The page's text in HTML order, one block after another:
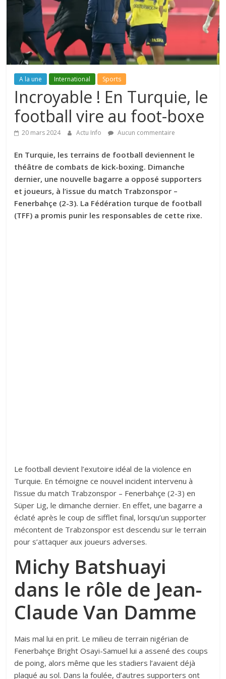
A la une International Sports
Incroyable ! En Turquie, le
football vire au foot-boxe
20 mars 2024 Actu Info Aucun commentaire
En Turquie, les terrains de football deviennent le
théâtre de combats de kick-boxing. Dimanche
dernier, une nouvelle bagarre a opposé supporters
et joueurs, à l’issue du match Trabzonspor –
Fenerbahçe (2-3). La Fédération turque de football
(TFF) a promis punir les responsables de cette rixe.
Le football devient l’exutoire idéal de la violence en
Turquie. En témoigne ce nouvel incident intervenu à
l’issue du match Trabzonspor – Fenerbahçe (2-3) en
Süper Lig, le dimanche dernier. En effet, une bagarre a
éclaté après le coup de sifflet final, lorsqu’un supporter
mécontent de Trabzonspor est descendu sur le terrain
pour s’attaquer aux joueurs adverses.
Michy Batshuayi
dans le rôle de Jean-
Claude Van Damme
Mais mal lui en prit. Le milieu de terrain nigérian de
Fenerbahçe Bright Osayi-Samuel lui a assené des coups
de poing, alors même que les stadiers l’avaient déjà
plaqué au sol. Dans la foulée, d’autres supporters ont